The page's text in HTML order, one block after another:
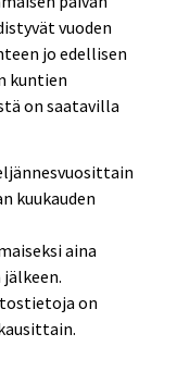
vuoden
jo edellisen
kuntien
on saatavilla
kuukauden
aina
on